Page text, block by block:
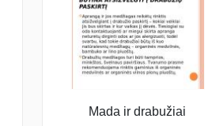
Mada ir drabužiai